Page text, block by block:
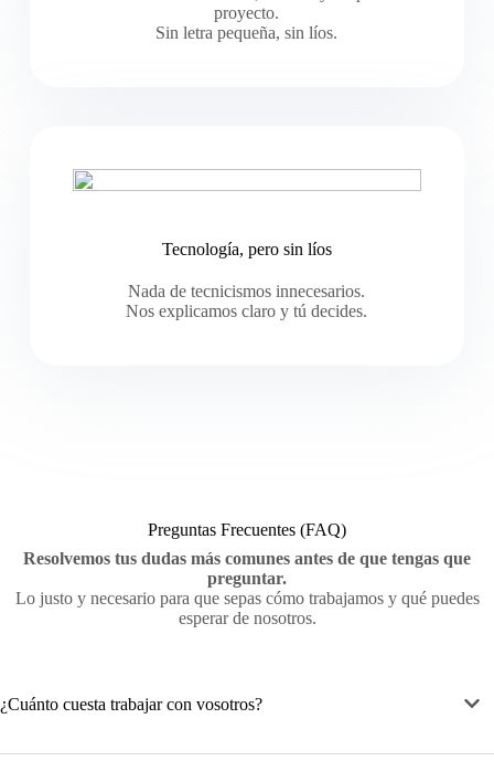
proyecto.
Sin letra pequeña, sin líos.
Tecnología, pero sin líos
Nada de tecnicismos innecesarios.
Nos explicamos claro y tú decides.
Preguntas Frecuentes (FAQ)
Resolvemos tus dudas más comunes antes de que tengas que
preguntar.
Lo justo y necesario para que sepas cómo trabajamos y qué puedes
esperar de nosotros.
¿Cuánto cuesta trabajar con vosotros?